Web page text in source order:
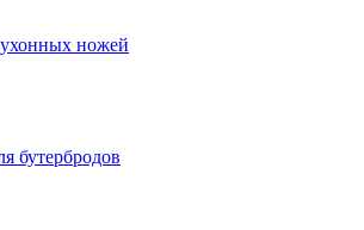
ножей
бутербродов